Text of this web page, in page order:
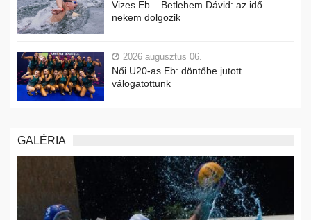
Vizes Eb – Betlehem Dávid: az idő
nekem dolgozik
2026 augusztus 06.
Női U20-as Eb: döntőbe jutott
válogatottunk
GALÉRIA